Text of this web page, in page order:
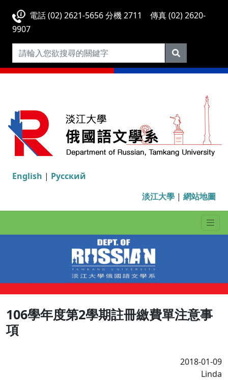
電話 (02) 2621-5656 分機 2711 傳真 (02) 2620-
9907
English | Русский
淡江大學 | 網站地圖
106學年度第2學期註冊繳費單注意事
項
2018-01-09
Linda